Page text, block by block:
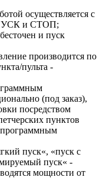
осуществляется с
ПУСК и СТОП;
и пуск
производится по
пульта -
(под заказ),
посредством
пунктов
программным
пуск«, «пуск с
пуск« -
мощности от